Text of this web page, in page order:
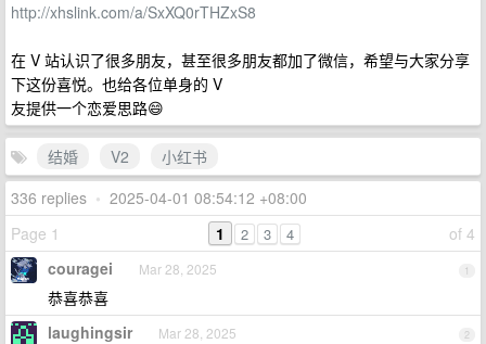
http://xhslink.com/a/SxXQ0rTHZxS8
在 V 站认识了很多朋友，甚至很多朋友都加了微信，希望与大家分享
下这份喜悦。也给各位单身的 V
友提供一个恋爱思路😄
结婚 V2
小红书
336 replies • 2025-04-01 08:54:12 +08:00
Page 1
of 4
1 2 3 4
1
couragei Mar 28, 2025
恭喜恭喜
2
laughingsir Mar 28, 2025